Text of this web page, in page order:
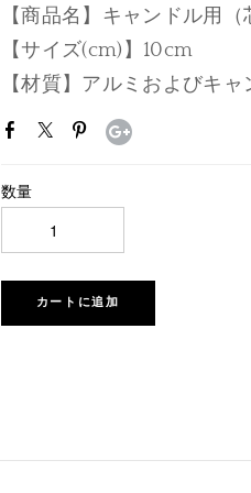
【商品名】キャンドル用（
【サイズ(cm)】10cm
【材質】アルミおよびキ
数量
カートに追加